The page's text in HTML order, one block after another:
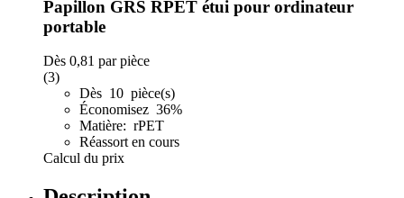
Papillon GRS RPET étui pour ordinateur
portable
Dès 0,81 par pièce
(3)
Dès 10 pièce(s)
Économisez 36%
Matière: rPET
Réassort en cours
Calcul du prix